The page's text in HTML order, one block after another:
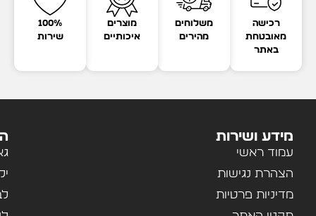
רכישה
מאובטחת
באתר
משלוחים
מהירים
מוצרים
איכותיים
100%
שירות
מידע ושירות
עמוד ראשי
הצהרת נגישות
מדיניות פרטיות